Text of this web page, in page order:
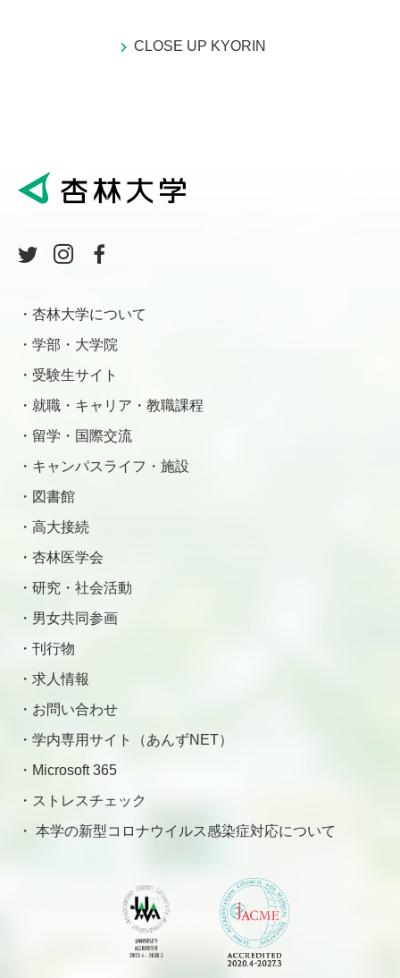
CLOSE UP KYORIN
杏林大学について
学部・大学院
受験生サイト
就職・キャリア・教職課程
留学・国際交流
キャンパスライフ・施設
図書館
高大接続
杏林医学会
研究・社会活動
男女共同参画
刊行物
求人情報
お問い合わせ
学内専用サイト（あんずNET）
Microsoft 365
ストレスチェック
本学の新型コロナウイルス感染症対応について